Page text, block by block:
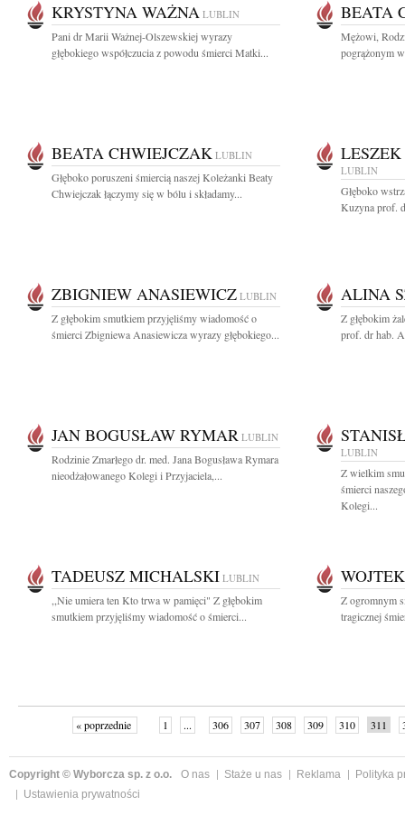
KRYSTYNA WAŻNA LUBLIN
Pani dr Marii Ważnej-Olszewskiej wyrazy
głębokiego współczucia z powodu śmierci Matki...
BEATA
Mężowi,
pogrążonym
BEATA CHWIEJCZAK LUBLIN
Głęboko poruszeni śmiercią naszej Koleżanki Beaty
Chwiejczak łączymy się w bólu i składamy...
LUBLIN
Głęboko
Kuzyna prof.
ZBIGNIEW ANASIEWICZ LUBLIN
Z głębokim smutkiem przyjęliśmy wiadomość o
śmierci Zbigniewa Anasiewicza wyrazy głębokiego...
ALINA
Z głębokim
prof. dr hab.
JAN BOGUSŁAW RYMAR LUBLIN
Rodzinie Zmarłego dr. med. Jana Bogusława Rymara
nieodżałowanego Kolegi i Przyjaciela,...
LUBLIN
Z wielkim
śmierci
Kolegi...
TADEUSZ MICHALSKI LUBLIN
,,Nie umiera ten Kto trwa w pamięci" Z głębokim
smutkiem przyjęliśmy wiadomość o śmierci...
Z ogromnym
tragicznej
« poprzednie 1 ... 306 307 308 309 310 311
Copyright © Wyborcza sp. z o.o. O nas Staże u nas Reklama
Polityka
Ustawienia prywatności